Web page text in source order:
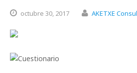
octubre 30, 2017 AKETXE